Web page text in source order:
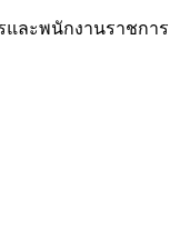
และพนักงานราชการ